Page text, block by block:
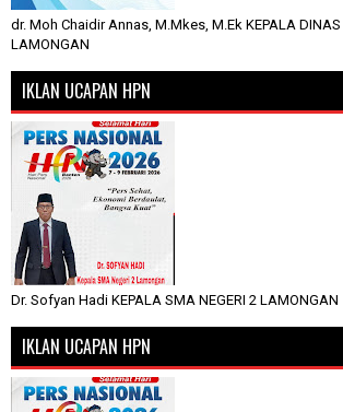
dr. Moh Chaidir Annas, M.Mkes, M.Ek KEPALA DINAS
LAMONGAN
IKLAN UCAPAN HPN
Dr. Sofyan Hadi KEPALA SMA NEGERI 2 LAMONGAN
IKLAN UCAPAN HPN